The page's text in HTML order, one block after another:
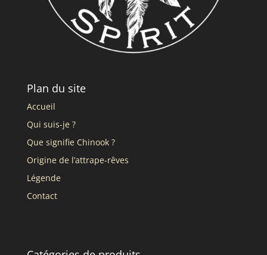
Plan du site
Accueil
Qui suis-je ?
Que signifie Chinook ?
Origine de l’attrape-rêves
Légende
Contact